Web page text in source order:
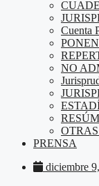
Cuenta
NO
PRENSA
diciembre